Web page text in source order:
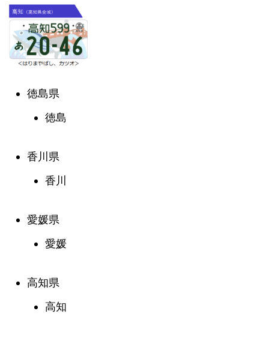
徳島県
徳島
香川県
香川
愛媛県
愛媛
高知県
高知